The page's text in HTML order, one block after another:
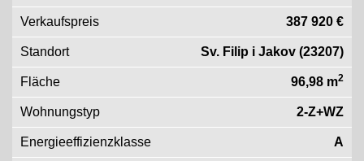
Verkaufspreis 387 920 €
Standort Sv. Filip i Jakov (23207)
Fläche 96,98 m2
Wohnungstyp 2-Z+WZ
Energieeffizienzklasse A